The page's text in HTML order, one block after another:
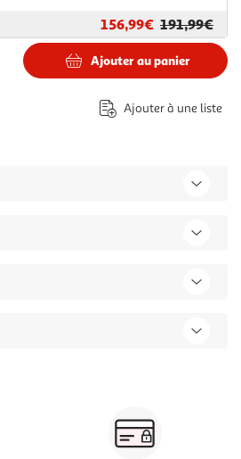
156,99€ 191,99€
Ajouter au panier
Ajouter à une liste